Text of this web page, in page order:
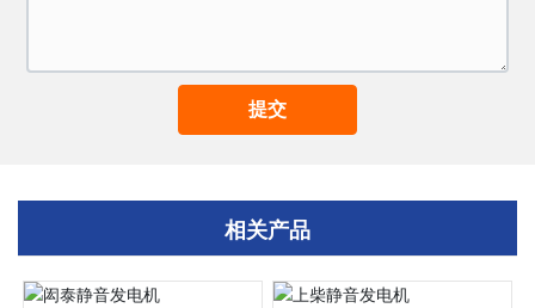
提交
相关产品